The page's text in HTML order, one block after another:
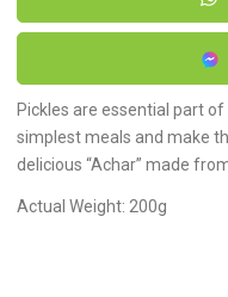
Pickles are essential part
simplest meals and make
delicious “Achar” made
Actual Weight: 200g